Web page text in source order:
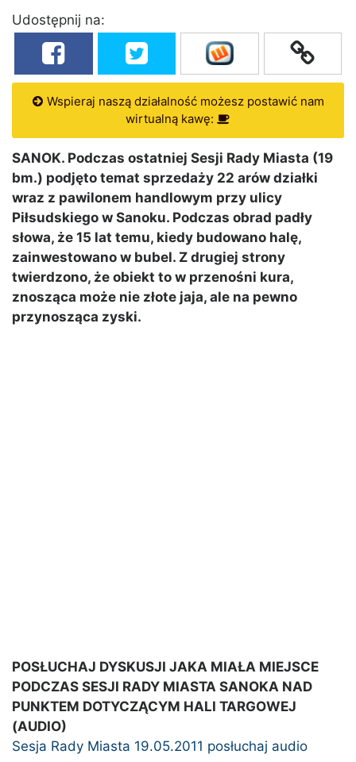
Udostępnij na:
Wspieraj naszą działalność możesz postawić nam
wirtualną kawę:
SANOK. Podczas ostatniej Sesji Rady Miasta (19
bm.) podjęto temat sprzedaży 22 arów działki
wraz z pawilonem handlowym przy ulicy
Piłsudskiego w Sanoku. Podczas obrad padły
słowa, że 15 lat temu, kiedy budowano halę,
zainwestowano w bubel. Z drugiej strony
twierdzono, że obiekt to w przenośni kura,
znosząca może nie złote jaja, ale na pewno
przynosząca zyski.
POSŁUCHAJ DYSKUSJI JAKA MIAŁA MIEJSCE
PODCZAS SESJI RADY MIASTA SANOKA NAD
PUNKTEM DOTYCZĄCYM HALI TARGOWEJ
(AUDIO)
Sesja Rady Miasta 19.05.2011 posłuchaj audio